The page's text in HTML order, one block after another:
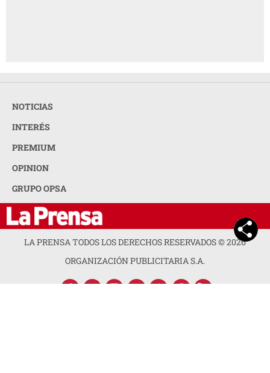
NOTICIAS
INTERÉS
PREMIUM
OPINION
GRUPO OPSA
LA PRENSA TODOS LOS DERECHOS RESERVADOS ©2026
ORGANIZACIÓN PUBLICITARIA S.A.